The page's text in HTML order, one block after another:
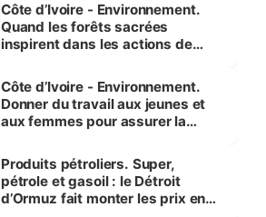
Côte d’Ivoire - Environnement.
Quand les forêts sacrées
inspirent dans les actions de
Côte d’Ivoire - Environnement.
Donner du travail aux jeunes et
aux femmes pour assurer la
menacées
Produits pétroliers. Super,
pétrole et gasoil : le Détroit
d’Ormuz fait monter les prix en